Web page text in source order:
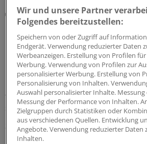
Sommerinterview
CDU-Politikerin Simone
Primärversorgung bedeutet
Koordination!
Die gesundheitspolitische
Bundestagsfraktion, Simone
Finanzierung kurzfristig gesichert,
tiefgreifende Veränderungen an. Im
sie ihre Prioritäten nach der
30.07.2026
Wir und unsere Partner
Folgendes bereitzustellen:
Speichern von oder Zugriff auf
Endgerät. Verwendung reduzierter Daten
Werbeanzeigen. Erstellung von Profilen
Werbung. Verwendung von Profilen zur
personalisierter Werbung. Erstellung von
Personalisierung von Inhalten.
Auswahl personalisierter Inhalte.
Messung der Performance von Inhalten.
Zielgruppen durch Statistiken oder
aus verschiedenen Quellen. Entwicklung
Angebote. Verwendung reduzierter Daten
Inhalten.